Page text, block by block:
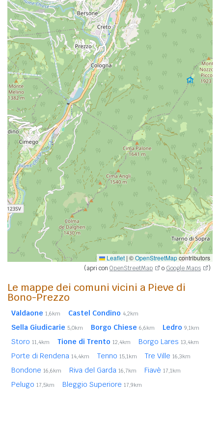
Leaflet | ©OpenStreetMapcontributors
(apri con OpenStreetMap o Google Maps )
Le mappe dei comuni vicini a Pieve di
Bono-Prezzo
Valdaone 1,6km Castel Condino 4,2km
Sella Giudicarie 5,0km Borgo Chiese 6,6km Ledro 9,1km
Storo 11,4km Tione di Trento 12,4km Borgo Lares 13,4km
Porte di Rendena 14,4km Tenno 15,1km Tre Ville 16,3km
Bondone 16,6km Riva del Garda 16,7km Fiavè 17,1km
Pelugo 17,5km Bleggio Superiore 17,9km